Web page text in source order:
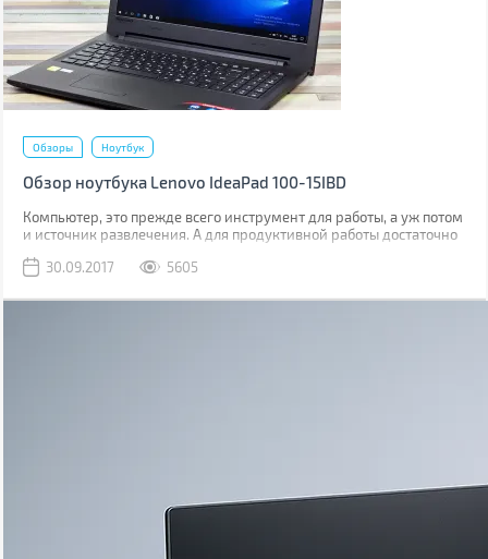
Обзоры Ноутбук
Обзор ноутбука Lenovo IdeaPad 100-15IBD
Компьютер, это прежде всего инструмент для работы, а уж потом
и источник развлечения. А для продуктивной работы достаточно
офисе, так и в командировке или на парах в институте. Именно
30.09.2017 5605